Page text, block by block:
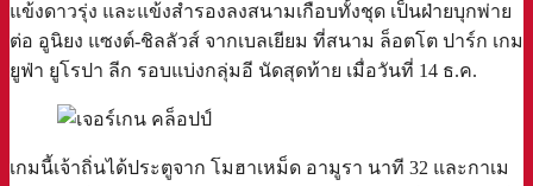
แข้งดาวรุ่ง และแข้งสำรองลงสนามเกือบทั้งชุด เป็นฝ่ายบุกพ่าย
ต่อ อูนิยง แซงต์-ชิลลัวส์ จากเบลเยียม ที่สนาม ล็อตโต ปาร์ก เกม
ยูฟ่า ยูโรปา ลีก รอบแบ่งกลุ่มอี นัดสุดท้าย เมื่อวันที่ 14 ธ.ค.
เกมนี้เจ้าถิ่นได้ประตูจาก โมฮาเหม็ด อามูรา นาที 32 และกาเม